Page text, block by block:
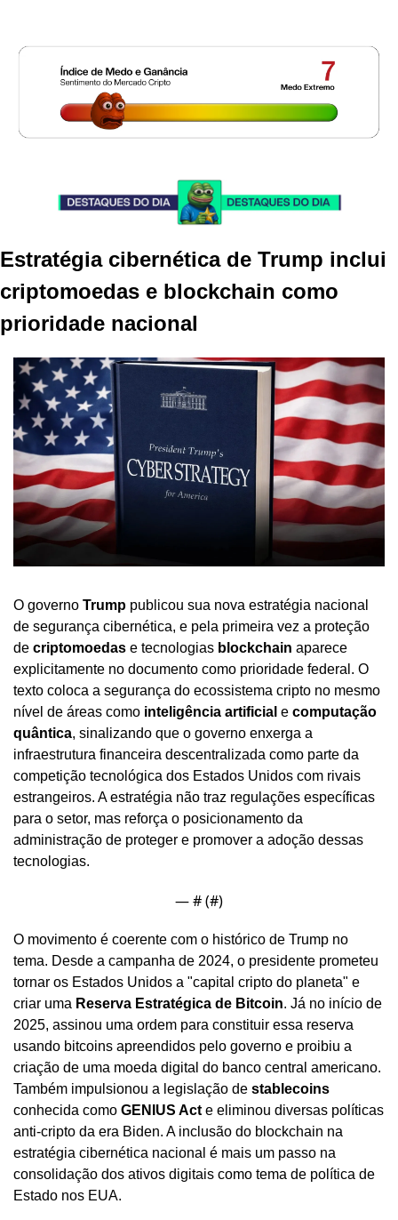
Estratégia cibernética de Trump inclui
criptomoedas e blockchain como
prioridade nacional
O governo Trump publicou sua nova estratégia nacional
de segurança cibernética, e pela primeira vez a proteção
de criptomoedas e tecnologias blockchain aparece
explicitamente no documento como prioridade federal. O
texto coloca a segurança do ecossistema cripto no mesmo
nível de áreas como inteligência artificial e computação
quântica, sinalizando que o governo enxerga a
infraestrutura financeira descentralizada como parte da
competição tecnológica dos Estados Unidos com rivais
estrangeiros. A estratégia não traz regulações específicas
para o setor, mas reforça o posicionamento da
administração de proteger e promover a adoção dessas
tecnologias.
— # (#)
O movimento é coerente com o histórico de Trump no
tema. Desde a campanha de 2024, o presidente prometeu
tornar os Estados Unidos a "capital cripto do planeta" e
criar uma Reserva Estratégica de Bitcoin. Já no início de
2025, assinou uma ordem para constituir essa reserva
usando bitcoins apreendidos pelo governo e proibiu a
criação de uma moeda digital do banco central americano.
Também impulsionou a legislação de stablecoins
conhecida como GENIUS Act e eliminou diversas políticas
anti-cripto da era Biden. A inclusão do blockchain na
estratégia cibernética nacional é mais um passo na
consolidação dos ativos digitais como tema de política de
Estado nos EUA.